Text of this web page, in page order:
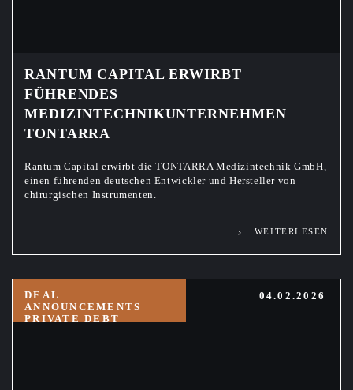
RANTUM CAPITAL ERWIRBT
FÜHRENDES
MEDIZINTECHNIKUNTERNEHMEN
TONTARRA
Rantum Capital erwirbt die TONTARRA Medizintechnik GmbH,
einen führenden deutschen Entwickler und Hersteller von
chirurgischen Instrumenten.
WEITERLESEN
DEAL
ANNOUNCEMENTS
PRIVATE DEBT
04.02.2026